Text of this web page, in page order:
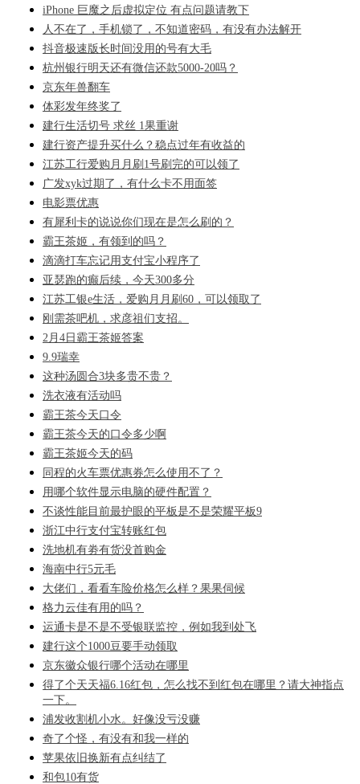
iPhone 巨魔之后虚拟定位 有点问题请教下
人不在了，手机锁了，不知道密码，有没有办法解开
抖音极速版长时间没用的号有大毛
杭州银行明天还有微信还款5000-20吗？
京东年兽翻车
体彩发年终奖了
建行生活切号 求丝 1果重谢
建行资产提升买什么？稳点过年有收益的
江苏工行爱购月月刷1号刷完的可以领了
广发xyk过期了，有什么卡不用面签
电影票优惠
有犀利卡的说说你们现在是怎么刷的？
霸王茶姬，有领到的吗？
滴滴打车忘记用支付宝小程序了
亚瑟跑的癫后续，今天300多分
江苏工银e生活，爱购月月刷60，可以领取了
刚需茶吧机，求彦祖们支招。
2月4日霸王茶姬答案
9.9瑞幸
这种汤圆合3块多贵不贵？
洗衣液有活动吗
霸王茶今天口令
霸王茶今天的口令多少啊
霸王茶姬今天的码
同程的火车票优惠券怎么使用不了？
用哪个软件显示电脑的硬件配置？
不谈性能目前最护眼的平板是不是荣耀平板9
浙江中行支付宝转账红包
洗地机有劵有货没首购金
海南中行5元毛
大佬们，看看车险价格怎么样？果果伺候
格力云佳有用的吗？
运通卡是不是不受银联监控，例如我到处飞
建行这个1000豆要手动领取
京东徽众银行哪个活动在哪里
得了个天天福6.16红包，怎么找不到红包在哪里？请大神指点
一下。
浦发收割机小水。好像没亏没赚
奇了个怪，有没有和我一样的
苹果依旧换新有点纠结了
和包10有货